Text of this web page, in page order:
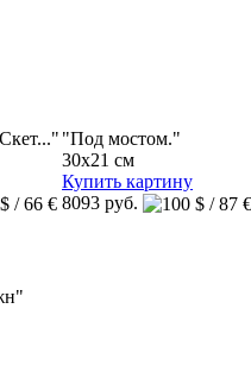
"Под мостом."
30x21 см
Купить картину
8093 руб.